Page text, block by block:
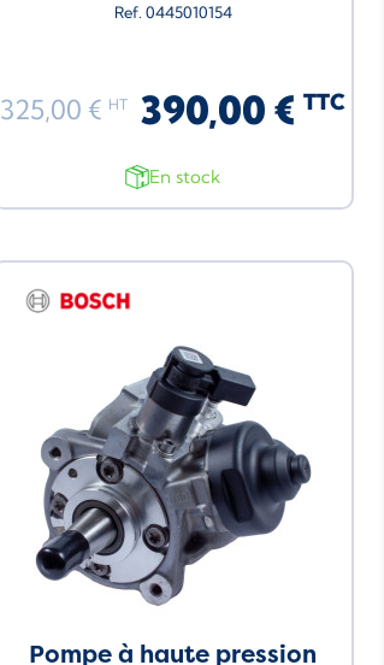
Ref. 0445010154
325,00 € HT 390,00 € TTC
En stock
Pompe à haute pression